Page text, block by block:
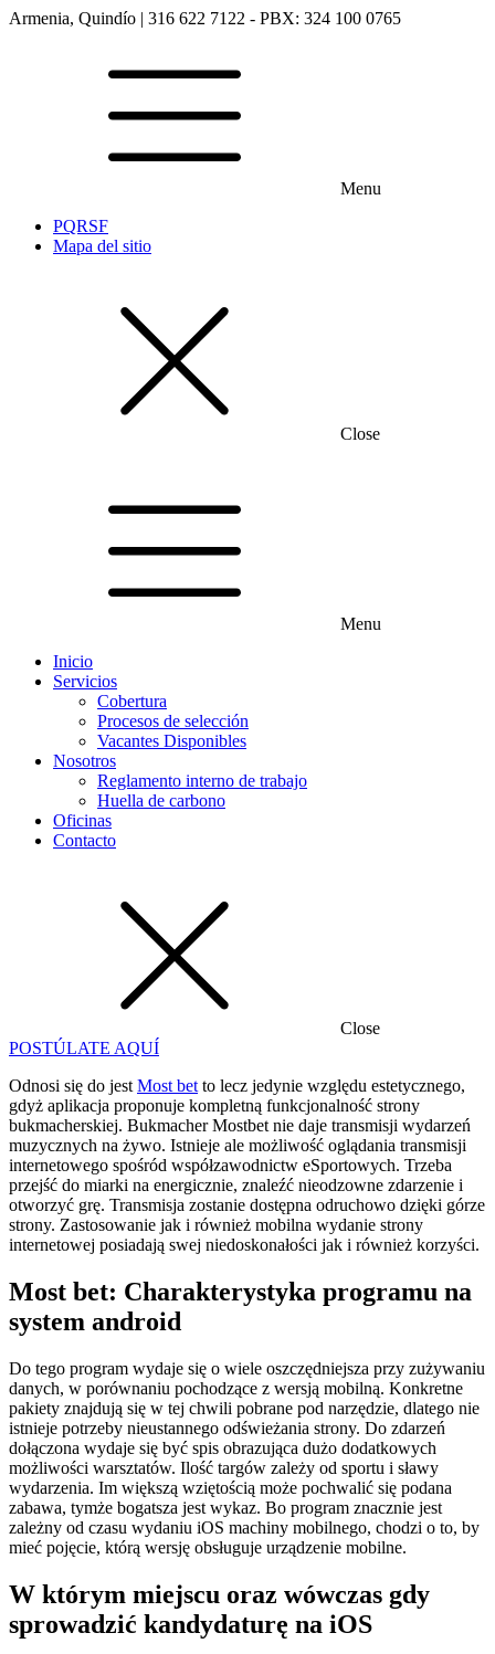
Armenia, Quindío | 316 622 7122 - PBX: 324 100 0765
Menu
PQRSF
Mapa del sitio
Close
Menu
Inicio
Servicios
Cobertura
Procesos de selección
Vacantes Disponibles
Nosotros
Reglamento interno de trabajo
Huella de carbono
Oficinas
Contacto
Close
POSTÚLATE AQUÍ
Odnosi się do jest Most bet to lecz jedynie względu estetycznego,
gdyż aplikacja proponuje kompletną funkcjonalność strony
bukmacherskiej. Bukmacher Mostbet nie daje transmisji wydarzeń
muzycznych na żywo. Istnieje ale możliwość oglądania transmisji
internetowego spośród współzawodnictw eSportowych. Trzeba
przejść do miarki na energicznie, znaleźć nieodzowne zdarzenie i
otworzyć grę. Transmisja zostanie dostępna odruchowo dzięki górze
strony. Zastosowanie jak i również mobilna wydanie strony
internetowej posiadają swej niedoskonałości jak i również korzyści.
Most bet: Charakterystyka programu na
system android
Do tego program wydaje się o wiele oszczędniejsza przy zużywaniu
danych, w porównaniu pochodzące z wersją mobilną. Konkretne
pakiety znajdują się w tej chwili pobrane pod narzędzie, dlatego nie
istnieje potrzeby nieustannego odświeżania strony. Do zdarzeń
dołączona wydaje się być spis obrazująca dużo dodatkowych
możliwości warsztatów. Ilość targów zależy od sportu i sławy
wydarzenia. Im większą wziętością może pochwalić się podana
zabawa, tymże bogatsza jest wykaz. Bo program znacznie jest
zależny od czasu wydaniu iOS machiny mobilnego, chodzi o to, by
mieć pojęcie, którą wersję obsługuje urządzenie mobilne.
W którym miejscu oraz wówczas gdy
sprowadzić kandydaturę na iOS